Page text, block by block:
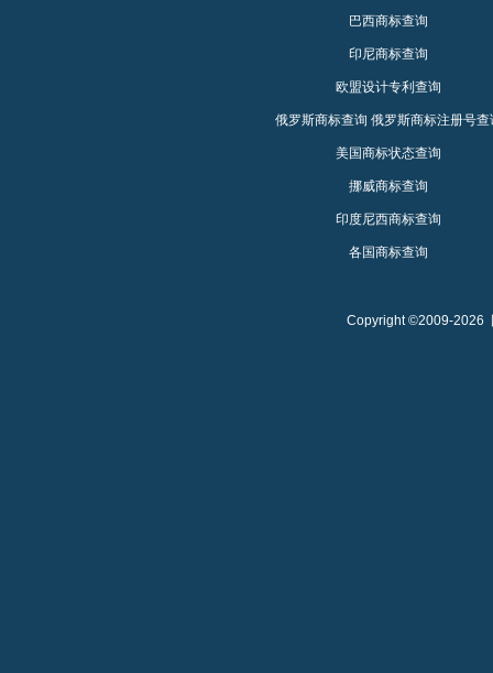
巴西商标查询
印尼商标查询
欧盟设计专利查询
俄罗斯商标查询 俄罗斯商标注册号查
美国商标状态查询
挪威商标查询
印度尼西商标查询
各国商标查询
Copyright ©2009-2026